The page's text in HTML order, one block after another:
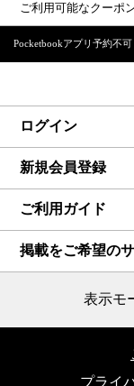
ご利用可能なクーポ
Pocketbookアプリ予約不可
ログイン
新規会員登録
ご利用ガイド
掲載をご希望の
表示モ
プライ